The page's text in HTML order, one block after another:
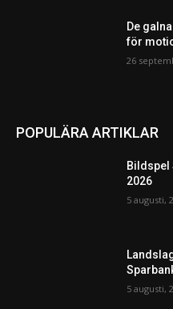
De
för
26
POPULÄRA ARTIKLAR
Bildspel
2026
5 augusti,
5 augusti,